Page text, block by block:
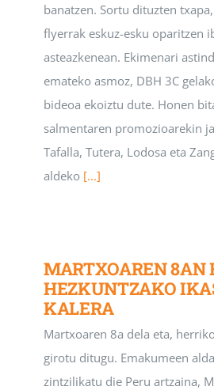
banatzen. Sortu dituzten
flyerrak eskuz-esku oparitzen
asteazkenean. Ekimenari
emateko asmoz, DBH 3C
bideoa ekoiztu dute. Honen
salmentaren promozioarekin
Tafalla, Tutera, Lodosa eta
aldeko [...]
MARTXOAREN 8AN
HEZKUNTZAKO
KALERA
Martxoaren 8a dela eta,
girotu ditugu. Emakumeen
zintzilikatu die Peru artzaina,